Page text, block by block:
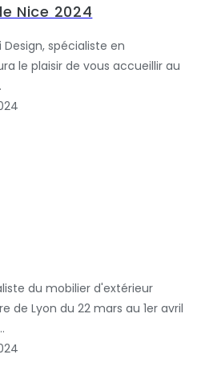
Nice 2024
Design, spécialiste en
le plaisir de vous accueillir au
du mobilier d'extérieur
de Lyon du 22 mars au 1er avril